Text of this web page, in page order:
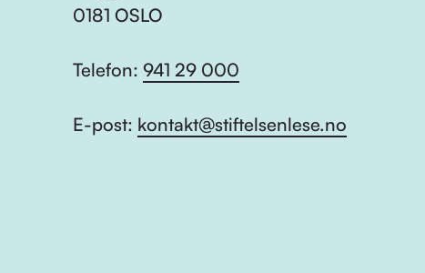
0181 OSLO
Telefon: 941 29 000
E-post: kontakt@stiftelsenlese.no